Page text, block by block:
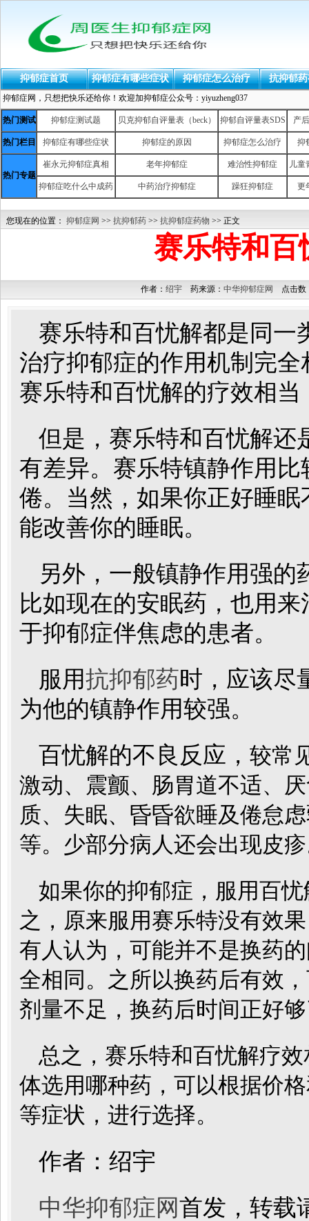
抑郁症首页 抑郁症有哪些症状 抑郁症怎么治疗 抗抑郁
抑郁症网，只想把快乐还给你！欢迎加抑郁症公众号：yiyuzheng037
热门测试 抑郁症测试题 贝克抑郁自评量表（beck） 抑郁自评量表SDS 产
热门栏目 抑郁症有哪些症状 抑郁症的原因 抑郁症怎么治疗 抑
热门专题
崔永元抑郁症真相 老年抑郁症 难治性抑郁症 儿童
抑郁症吃什么中成药 中药治疗抑郁症 躁狂抑郁症 更
您现在的位置： 抑郁症网 >> 抗抑郁药 >> 抗抑郁症药物 >> 正文
赛乐特和百
作者： 绍宇药来源： 中华抑郁症网 点击数
赛乐特和百忧解都是同一
治疗抑郁症的作用机制完
赛乐特和百忧解的疗效相当
但是，赛乐特和百忧解还
有差异。赛乐特镇静作用
倦。当然，如果你正好睡
能改善你的睡眠。
另外，一般镇静作用强
比如现在的安眠药，也用
于抑郁症伴焦虑的患者。
服用抗抑郁药时，应该尽
为他的镇静作用较强。
百忧解的不良反应， 较常
激动、震颤、肠胃道不适、
质、失眠、昏昏欲睡及倦怠
等。少部分病人还会出现皮
如果你的抑郁症，服用百
之，原来服用赛乐特没有效
有人认为，可能并不是换药
全相同。之所以换药后有效
剂量不足，换药后时间正好
总之，赛乐特和百忧解疗
体选用哪种药，可以根据价
等症状，进行选择。
作者：绍宇
中华抑郁症网首发，转载